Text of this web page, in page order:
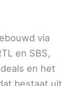
via
en SBS,
en het
bestaat uit